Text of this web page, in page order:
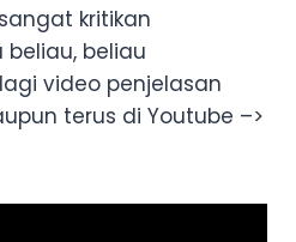
kritikan
beliau
video penjelasan
terus di Youtube –>